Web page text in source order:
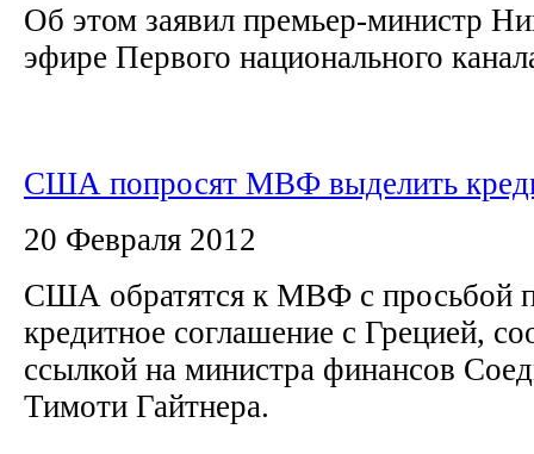
Об этом заявил премьер-министр
эфире Первого национального
США попросят МВФ выделить
20 Февраля 2012
США обратятся к МВФ с просьбой
кредитное соглашение с Грецией,
ссылкой на министра финансов
Тимоти Гайтнера.